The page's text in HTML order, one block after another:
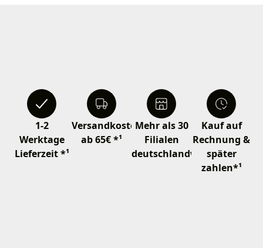
1-2
Werktage
Lieferzeit *¹
Versandkostenfrei
ab 65€ *¹
Mehr als 30
Filialen
deutschlandweit
Kauf auf
Rechnung &
später
zahlen*¹